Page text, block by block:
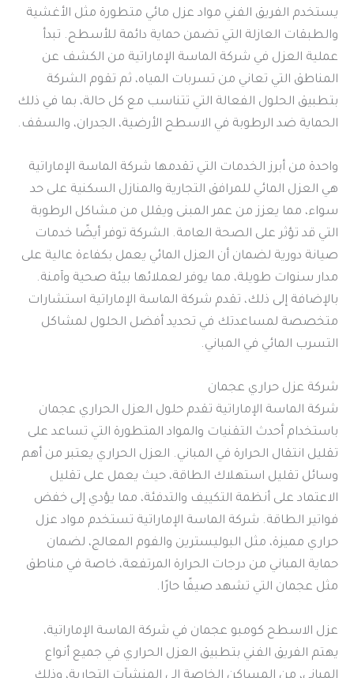
يستخدم الفريق الفني مواد عزل مائي متطورة مثل الأغشية
والطبقات العازلة التي تضمن حماية دائمة للأسطح. تبدأ
عملية العزل في شركة الماسة الإماراتية من الكشف عن
المناطق التي تعاني من تسربات المياه، ثم تقوم الشركة
بتطبيق الحلول الفعالة التي تتناسب مع كل حالة، بما في ذلك
الحماية ضد الرطوبة في الاسطح الأرضية، الجدران، والسقف.
واحدة من أبرز الخدمات التي تقدمها شركة الماسة الإماراتية
هي العزل المائي للمرافق التجارية والمنازل السكنية على حد
سواء، مما يعزز من عمر المبنى ويقلل من مشاكل الرطوبة
التي قد تؤثر على الصحة العامة. الشركة توفر أيضًا خدمات
صيانة دورية لضمان أن العزل المائي يعمل بكفاءة عالية على
مدار سنوات طويلة، مما يوفر لعملائها بيئة صحية وآمنة.
بالإضافة إلى ذلك، تقدم شركة الماسة الإماراتية استشارات
متخصصة لمساعدتك في تحديد أفضل الحلول لمشاكل
التسرب المائي في المباني.
شركة عزل حراري عجمان
شركة الماسة الإماراتية تقدم حلول العزل الحراري عجمان
باستخدام أحدث التقنيات والمواد المتطورة التي تساعد على
تقليل انتقال الحرارة في المباني. العزل الحراري يعتبر من أهم
وسائل تقليل استهلاك الطاقة، حيث يعمل على تقليل
الاعتماد على أنظمة التكييف والتدفئة، مما يؤدي إلى خفض
فواتير الطاقة. شركة الماسة الإماراتية تستخدم مواد عزل
حراري مميزة، مثل البوليسترين والفوم المعالج، لضمان
حماية المباني من درجات الحرارة المرتفعة، خاصة في مناطق
مثل عجمان التي تشهد صيفًا حارًا.
عزل الاسطح كومبو عجمان في شركة الماسة الإماراتية،
يهتم الفريق الفني بتطبيق العزل الحراري في جميع أنواع